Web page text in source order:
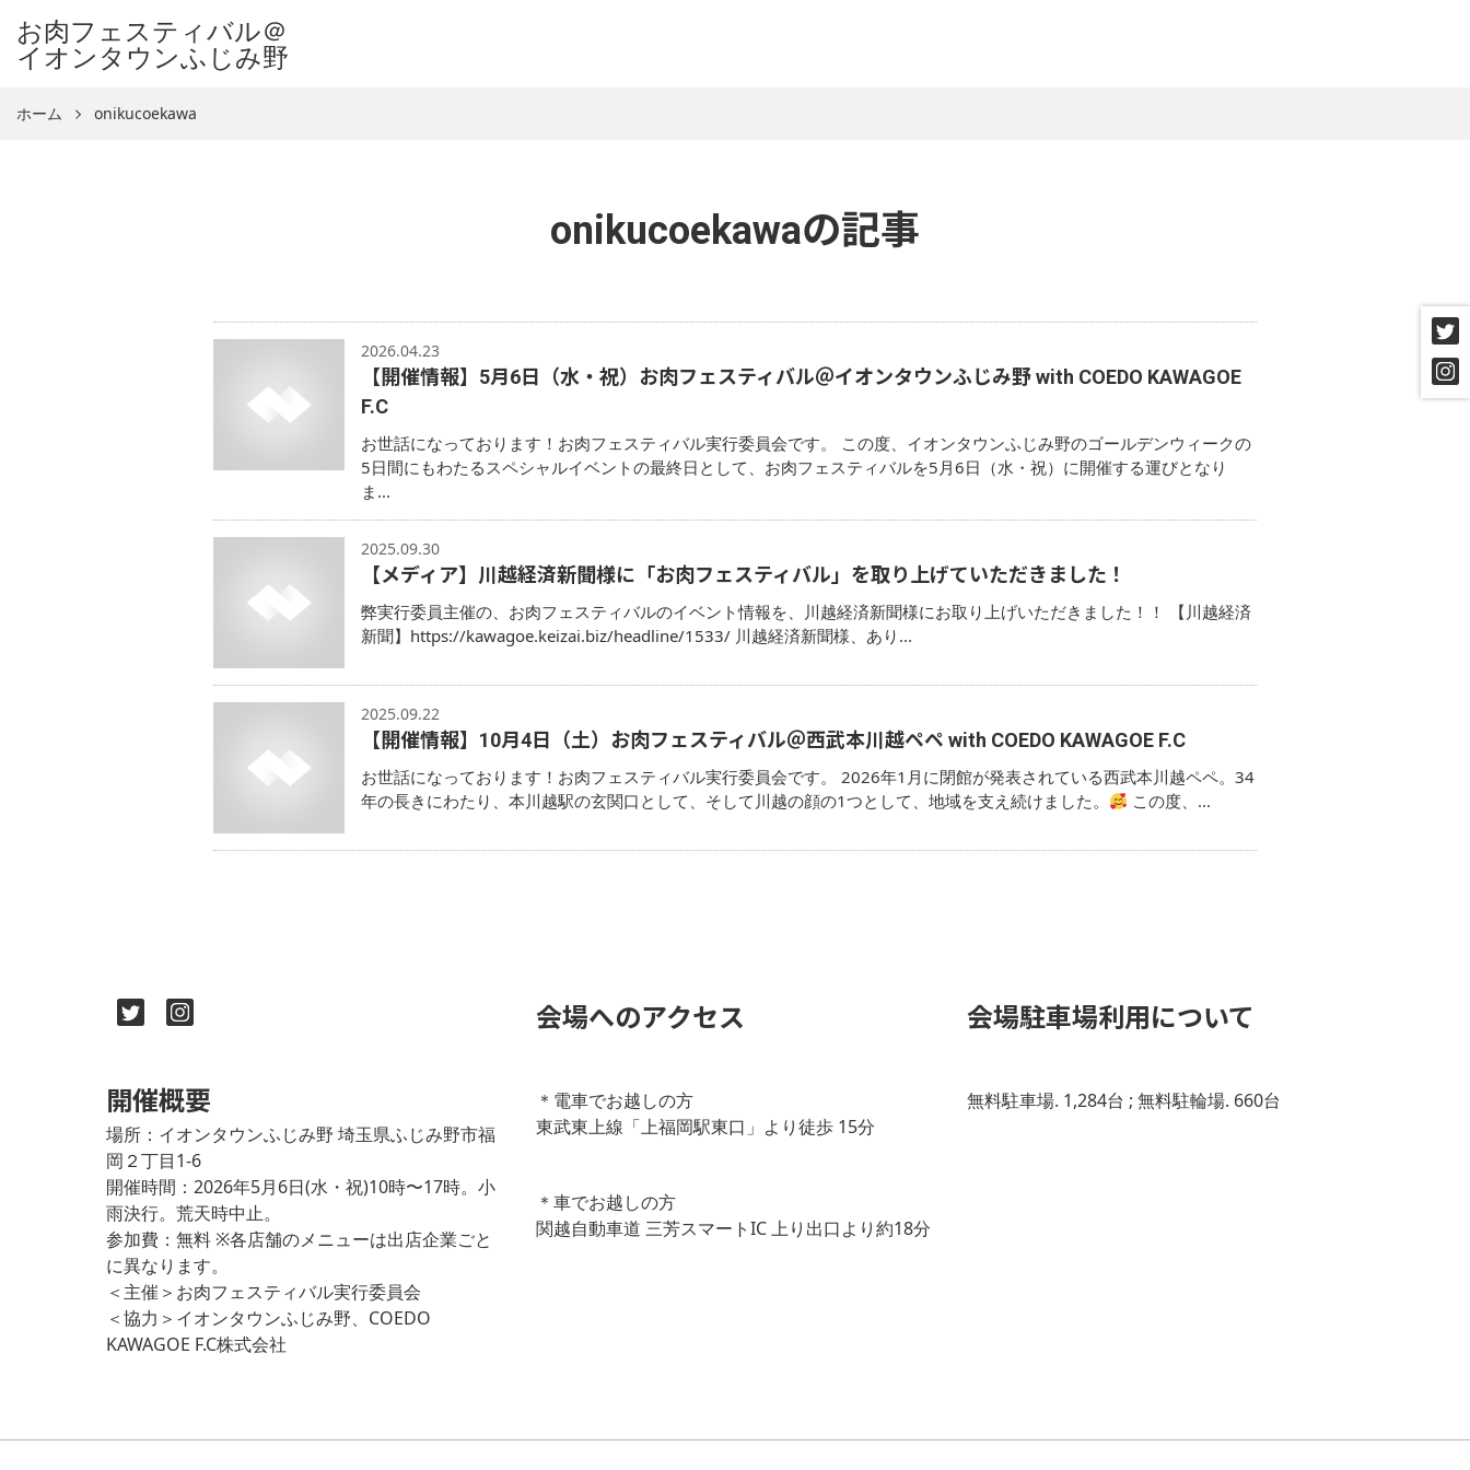
お肉フェスティバル＠
イオンタウンふじみ野
ホーム onikucoekawa
onikucoekawaの記事
2026.04.23
【開催情報】5月6日（水・祝）お肉フェスティバル＠イオンタウンふじみ野 with COEDO KAWAGOE
F.C
お世話になっております！お肉フェスティバル実行委員会です。 この度、イオンタウンふじみ野のゴールデンウィークの
5日間にもわたるスペシャルイベントの最終日として、お肉フェスティバルを5月6日（水・祝）に開催する運びとなり
ま...
2025.09.30
【メディア】川越経済新聞様に「お肉フェスティバル」を取り上げていただきました！
弊実行委員主催の、お肉フェスティバルのイベント情報を、川越経済新聞様にお取り上げいただきました！！ 【川越経済
新聞】https://kawagoe.keizai.biz/headline/1533/ 川越経済新聞様、あり...
2025.09.22
【開催情報】10月4日（土）お肉フェスティバル＠西武本川越ペペ with COEDO KAWAGOE F.C
お世話になっております！お肉フェスティバル実行委員会です。 2026年1月に閉館が発表されている西武本川越ペペ。34
年の長きにわたり、本川越駅の玄関口として、そして川越の顔の1つとして、地域を支え続けました。
この度、...
開催概要
場所：イオンタウンふじみ野 埼玉県ふじみ野市福
岡２丁目1-6
開催時間：2026年5月6日(水・祝)10時〜17時。小
雨決行。荒天時中止。
参加費：無料 ※各店舗のメニューは出店企業ごと
に異なります。
＜主催＞お肉フェスティバル実行委員会
＜協力＞イオンタウンふじみ野、COEDO
KAWAGOE F.C株式会社
会場へのアクセス
＊電車でお越しの方
東武東上線「上福岡駅東口」より徒歩 15分
＊車でお越しの方
関越自動車道 三芳スマートIC 上り出口より約18分
会場駐車場利用について
無料駐車場. 1,284台 ; 無料駐輪場. 660台